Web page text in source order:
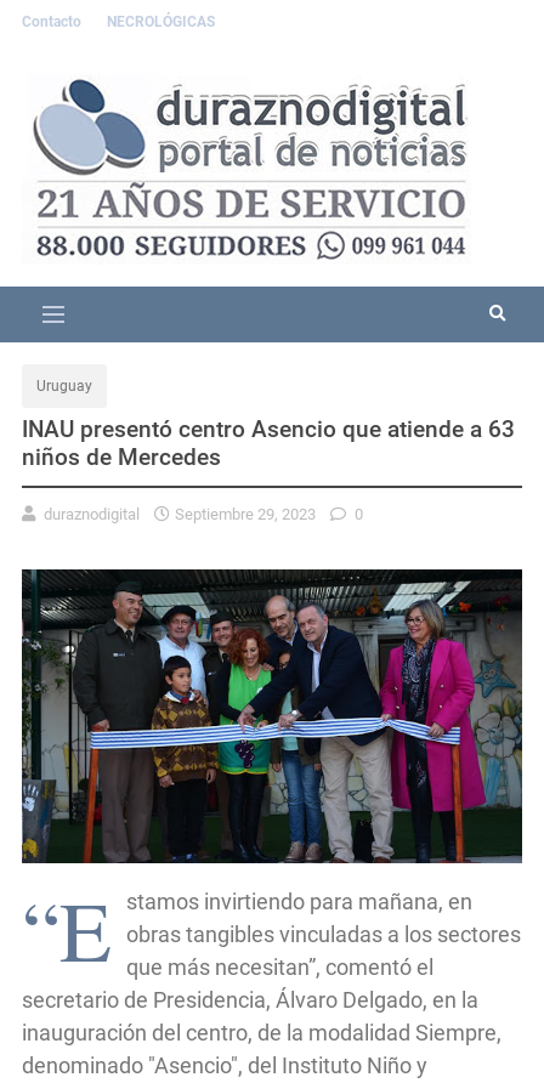
Contacto NECROLÓGICAS
Uruguay
INAU presentó centro Asencio que atiende a 63
niños de Mercedes
duraznodigital Septiembre 29, 2023 0
“E
stamos invirtiendo para mañana, en
obras tangibles vinculadas a los sectores
que más necesitan”, comentó el
secretario de Presidencia, Álvaro Delgado, en la
inauguración del centro, de la modalidad Siempre,
denominado "Asencio", del Instituto Niño y